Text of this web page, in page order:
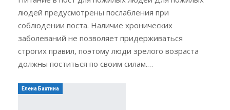
людей предусмотрены послабления при
соблюдении поста. Наличие хронических
заболеваний не позволяет придерживаться
строгих правил, поэтому люди зрелого возраста
должны поститься по своим силам.…
Елена Бахтина